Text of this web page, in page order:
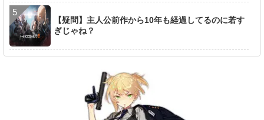
【疑問】主人公前作から10年も経過してるのに若す
ぎじゃね？